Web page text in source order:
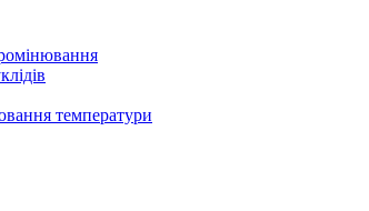
температури